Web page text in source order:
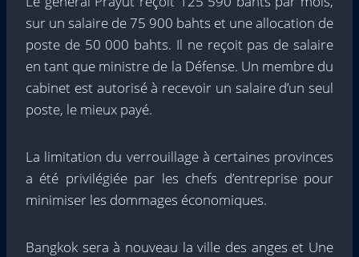
sur un salaire de 75 900 bahts et une allocation de
poste de 50 000 bahts. Il ne reçoit pas de salaire
en tant que ministre de la Défense. Un membre du
cabinet est autorisé à recevoir un salaire d’un seul
poste, le mieux payé.
La limitation du verrouillage à certaines provinces
a été privilégiée par les chefs d’entreprise pour
minimiser les dommages économiques.
Bangkok sera à nouveau la ville des anges et Une